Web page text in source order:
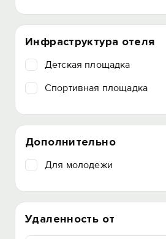
Инфраструктура отеля
Детская площадка
Спортивная площадка
Дополнительно
Для молодежи
Удаленность от